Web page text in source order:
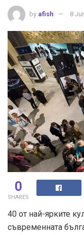
by afish 8
0
SHARES
40 от най-ярките
съвременната